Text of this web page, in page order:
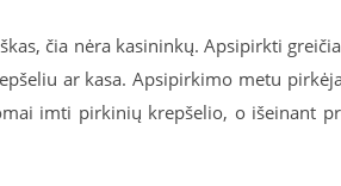
čia nėra kasininkų. Apsipirkti
ar kasa. Apsipirkimo metu
imti pirkinių krepšelio, o išeinant